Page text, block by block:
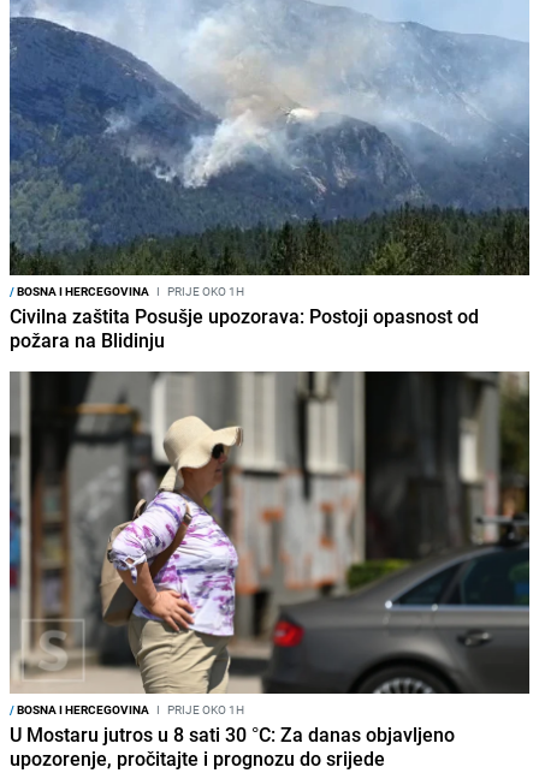
/BOSNA I HERCEGOVINA I PRIJE OKO 1H
Civilna zaštita Posušje upozorava: Postoji opasnost od
požara na Blidinju
/BOSNA I HERCEGOVINA I PRIJE OKO 1H
U Mostaru jutros u 8 sati 30 °C: Za danas objavljeno
upozorenje, pročitajte i prognozu do srijede